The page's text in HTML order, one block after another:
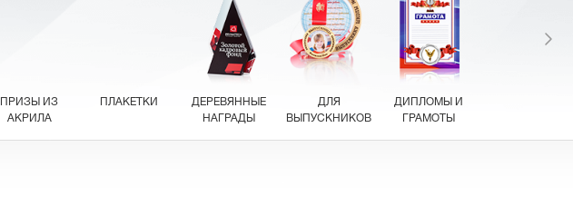
ПРИЗЫ ИЗ
АКРИЛА
ПЛАКЕТКИ
ДЕРЕВЯННЫЕ
НАГРАДЫ
ДЛЯ
ВЫПУСКНИКОВ
ДИПЛОМЫ И
ГРАМОТЫ